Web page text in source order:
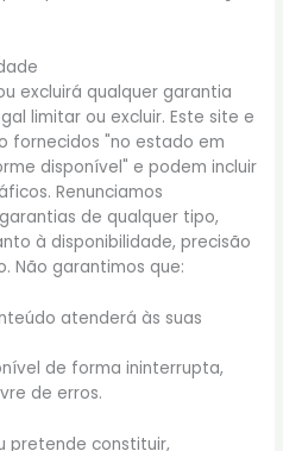
excluirá qualquer garantia
limitar ou excluir. Este site e
fornecidos "no estado em
disponível" e podem incluir
Renunciamos
de qualquer tipo,
à disponibilidade, precisão
Não garantimos que:
atenderá às suas
de forma ininterrupta,
de erros.
pretende constituir,